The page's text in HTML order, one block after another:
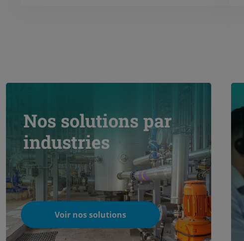
Nos solutions par
industries
Voir nos solutions